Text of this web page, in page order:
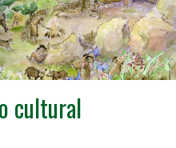
cultural